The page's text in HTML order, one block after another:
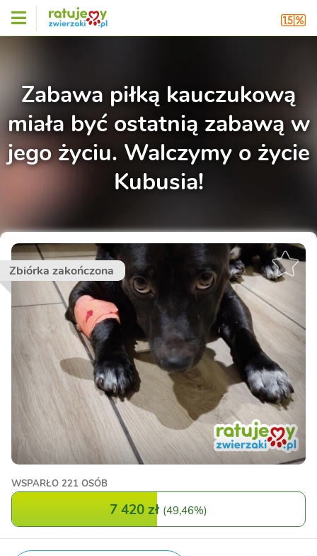
Zabawa piłką kauczukową
miała być ostatnią zabawą w
jego życiu. Walczymy o życie
Kubusia!
Zbiórka zakończona
WSPARŁO 221 OSÓB
7 420 zł (49,46%)